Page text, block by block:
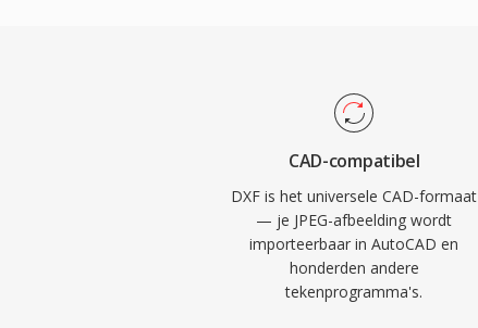
CAD-compatibel
DXF is het universele CAD-formaat
— je JPEG-afbeelding wordt
importeerbaar in AutoCAD en
honderden andere
tekenprogramma's.